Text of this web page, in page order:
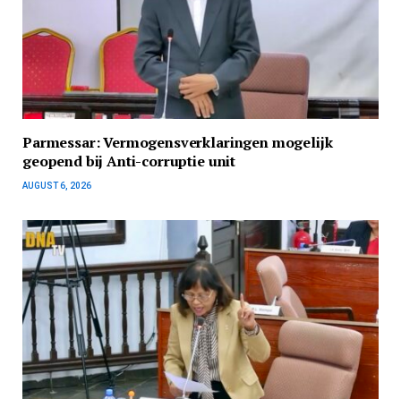
Parmessar: Vermogensverklaringen mogelijk
geopend bij Anti-corruptie unit
AUGUST 6, 2026